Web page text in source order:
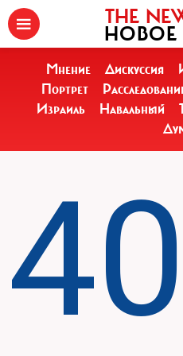
THE
НОВОЕ
Мнение Дискуссия
Портрет
Израиль
Навальный